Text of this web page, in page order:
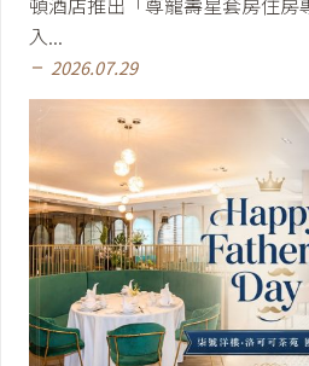
入...
remove 2026.07.29